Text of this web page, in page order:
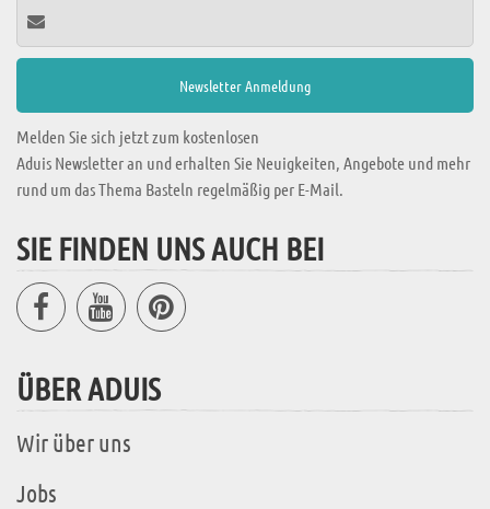
Melden Sie sich jetzt zum kostenlosen
Aduis Newsletter an und erhalten Sie Neuigkeiten, Angebote und mehr
rund um das Thema Basteln regelmäßig per E-Mail.
SIE FINDEN UNS AUCH BEI
ÜBER ADUIS
Wir über uns
Jobs